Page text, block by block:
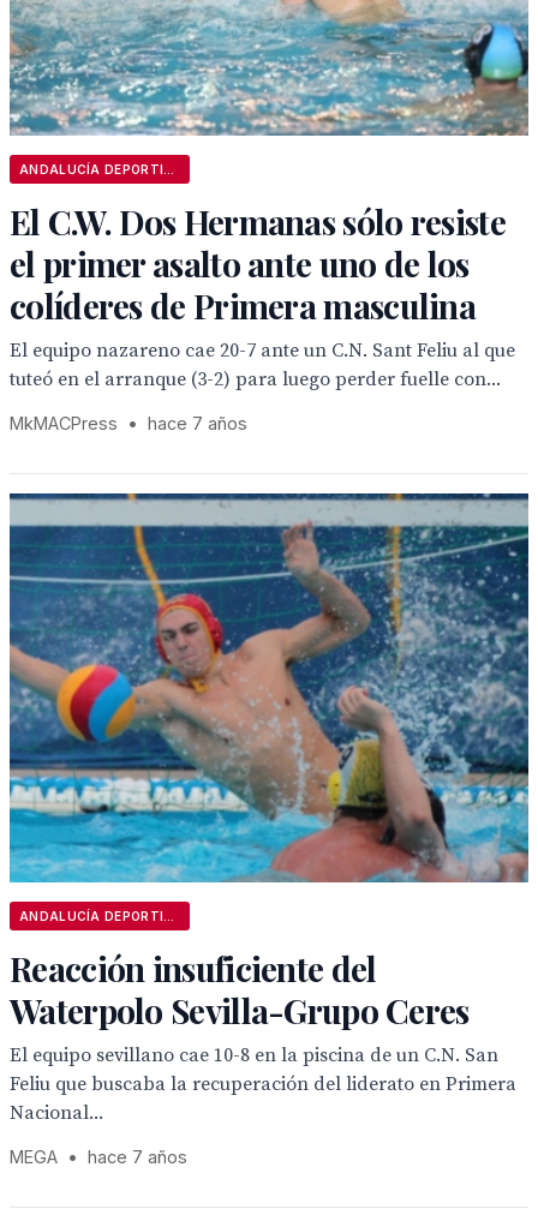
El C.W. Dos Hermanas sólo resiste
el primer asalto ante uno de los
colíderes de Primera masculina
El equipo nazareno cae 20-7 ante un C.N. Sant Feliu al que
tuteó en el arranque (3-2) para luego perder fuelle con...
MkMACPress • hace 7 años
Reacción insuficiente del
Waterpolo Sevilla-Grupo Ceres
El equipo sevillano cae 10-8 en la piscina de un C.N. San
Feliu que buscaba la recuperación del liderato en Primera
Nacional...
MEGA • hace 7 años